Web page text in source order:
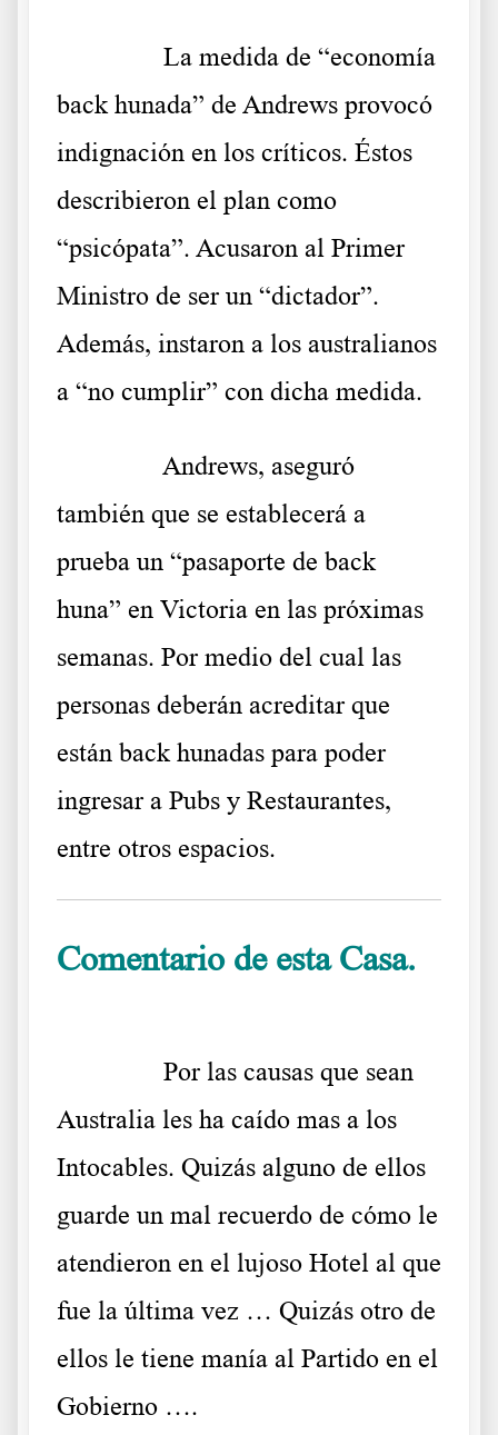
La medida de “economía
back hunada” de Andrews provocó
indignación en los críticos. Éstos
describieron el plan como
“psicópata”. Acusaron al Primer
Ministro de ser un “dictador”.
Además, instaron a los australianos
a “no cumplir” con dicha medida.
Andrews, aseguró
también que se establecerá a
prueba un “pasaporte de back
huna” en Victoria en las próximas
semanas. Por medio del cual las
personas deberán acreditar que
están back hunadas para poder
ingresar a Pubs y Restaurantes,
entre otros espacios.
Comentario de esta Casa.
Por las causas que sean
Australia les ha caído mas a los
Intocables. Quizás alguno de ellos
guarde un mal recuerdo de cómo le
atendieron en el lujoso Hotel al que
fue la última vez … Quizás otro de
ellos le tiene manía al Partido en el
Gobierno ….